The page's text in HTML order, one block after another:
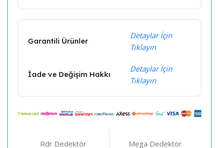
Garantili Ürünler
Detaylar İçin
Tıklayın
İade ve Değişim Hakkı
Detaylar İçin
Tıklayın
Rdr Dedektör Mega Dedektör